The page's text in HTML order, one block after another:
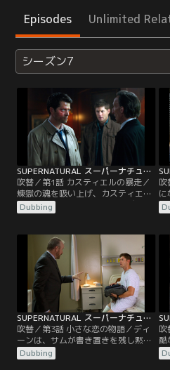
Episodes Unlimited
シーズン7
SUPERNATURAL スーパーナチュラル シーズン7 第01話／吹替
吹替／第1話 カスティエルの暴走／
煉獄の魂を吸い上げ、カスティエル
が“神”になる。彼は、サム、ディー
ン、ボビーの3人を殺しこそしない
警告する。絶対的なパワーを手にし
たカスティエルが“世直し”と称して
暴走する姿を目の当たりにしたディ
ーンは、死の騎士を操り彼を殺害し
ようと企む。だが、カスティエルの
方が一枚上手だった。
Dubbing
吹
に
に
ん
ュ
SUPERNATURAL スーパーナチュラル シーズン7 第03話／吹替
吹替／第3話 小さな恋の物語／ディ
ーンは、サムが書き置きを残し黙っ
て狩りに出たのを知り激怒する。サ
ムは、十数年前に自分が関わった事
Dubbing
吹
酷
サ
は